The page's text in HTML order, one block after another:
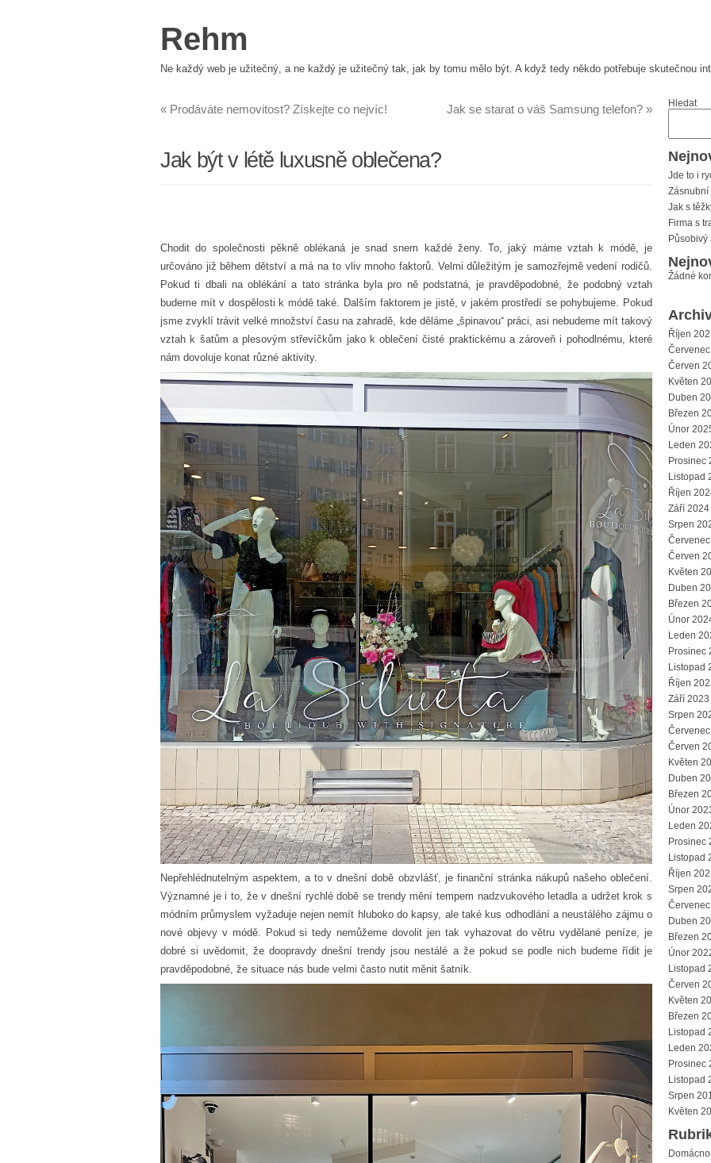
Rehm
Ne každý web je užitečný, a ne každý je užitečný tak, jak by tomu mělo být. A když tedy někdo potřebuje skutečnou
« Prodáváte nemovitost? Získejte co nejvíc! Jak se starat o váš Samsung telefon? »
Jak být v létě luxusně oblečena?
Chodit do společnosti pěkně oblékaná je snad snem každé ženy. To, jaký máme vztah k módě, je
určováno již během dětství a má na to vliv mnoho faktorů. Velmi důležitým je samozřejmě vedení rodičů.
Pokud ti dbali na oblékání a tato stránka byla pro ně podstatná, je pravděpodobné, že podobný vztah
budeme mít v dospělosti k módě také. Dalším faktorem je jistě, v jakém prostředí se pohybujeme. Pokud
jsme zvyklí trávit velké množství času na zahradě, kde děláme „špinavou“ práci, asi nebudeme mít takový
vztah k šatům a plesovým střevíčkům jako k oblečení čisté praktickému a zároveň i pohodlnému, které
nám dovoluje konat různé aktivity.
Nepřehlédnutelným aspektem, a to v dnešní době obzvlášť, je finanční stránka nákupů našeho oblečení.
Významné je i to, že v dnešní rychlé době se trendy mění tempem nadzvukového letadla a udržet krok s
módním průmyslem vyžaduje nejen nemít hluboko do kapsy, ale také kus odhodlání a neustálého zájmu o
nové objevy v módě. Pokud si tedy nemůžeme dovolit jen tak vyhazovat do větru vydělané peníze, je
dobré si uvědomit, že doopravdy dnešní trendy jsou nestálé a že pokud se podle nich budeme řídit je
pravděpodobné, že situace nás bude velmi často nutit měnit šatník.
Hledat
Jde to i
Zásnubní
Jak s
Firma s
Žádné
Říjen
Červen
Květen
Duben
Březen
Únor
Leden
Prosinec
Listopad
Říjen
Září 2024
Srpen
Červen
Květen
Duben
Březen
Únor
Leden
Prosinec
Listopad
Říjen
Září 2023
Srpen
Červen
Květen
Duben
Březen
Únor
Leden
Prosinec
Listopad
Říjen
Srpen
Duben
Březen
Únor
Listopad
Červen
Květen
Březen
Listopad
Leden
Prosinec
Listopad
Srpen
Květen